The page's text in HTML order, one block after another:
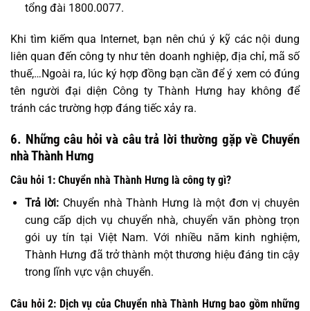
tổng đài 1800.0077.
Khi tìm kiếm qua Internet, bạn nên chú ý kỹ các nội dung
liên quan đến công ty như tên doanh nghiệp, địa chỉ, mã số
thuế,…Ngoài ra, lúc ký hợp đồng bạn cần để ý xem có đúng
tên người đại diện Công ty Thành Hưng hay không để
tránh các trường hợp đáng tiếc xảy ra.
6. Những câu hỏi và câu trả lời thường gặp về Chuyển
nhà Thành Hưng
Câu hỏi 1: Chuyển nhà Thành Hưng là công ty gì?
Trả lời: Chuyển nhà Thành Hưng là một đơn vị chuyên
cung cấp dịch vụ chuyển nhà, chuyển văn phòng trọn
gói uy tín tại Việt Nam. Với nhiều năm kinh nghiệm,
Thành Hưng đã trở thành một thương hiệu đáng tin cậy
trong lĩnh vực vận chuyển.
Câu hỏi 2: Dịch vụ của Chuyển nhà Thành Hưng bao gồm những